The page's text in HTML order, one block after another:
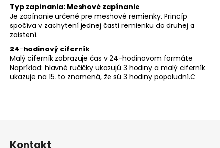
Typ zapínania: Meshové zapínanie
Je zapínanie určené pre meshové remienky. Princíp
spočíva v zachytení jednej časti remienku do druhej a
zaistení.
24-hodinový ciferník
Malý ciferník zobrazuje čas v 24-hodinovom formáte.
Napríklad: hlavné ručičky ukazujú 3 hodiny a malý ciferník
ukazuje na 15, to znamená, že sú 3 hodiny popoludní.C
Z
Kontakt